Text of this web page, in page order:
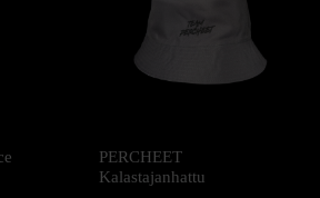
PERCHEET
Kalastajanpipa